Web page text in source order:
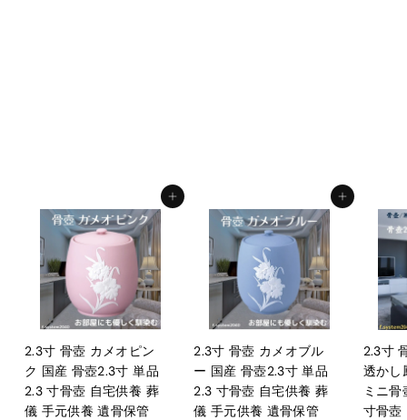
3
0
0
カートに入れる
2.3寸 骨壺 カメオピン
ク 国産 骨壺2.3寸 単品
2.3 寸骨壺 自宅供養 葬
儀 手元供養 遺骨保管
カートに入れる
2.3寸 骨壺 カメオブル
ー 国産 骨壺2.3寸 単品
2.3 寸骨壺 自宅供養 葬
儀 手元供養 遺骨保管
2.3寸
透かし
ミニ
寸骨壺